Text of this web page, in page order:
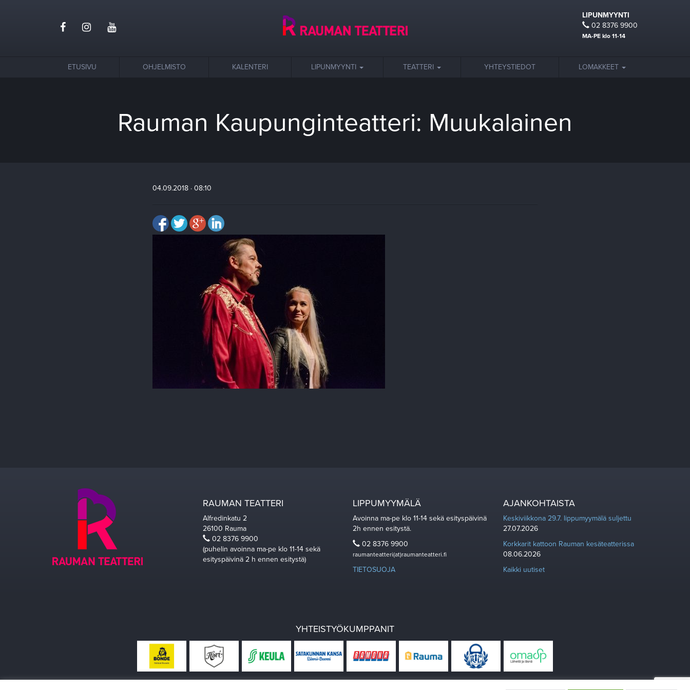
LIPUNMYYNTI
02 8376 9900
MA-PE klo 11-14
ETUSIVU OHJELMISTO KALENTERI LIPUNMYYNTI TEATTERI YHTEYSTIEDOT LOMAKKEET
Rauman Kaupunginteatteri: Muukalainen
04.09.2018 · 08:10
RAUMAN TEATTERI
Alfredinkatu 2
26100 Rauma
02 8376 9900
(puhelin avoinna ma-pe klo 11-14 sekä
esityspäivinä 2 h ennen esitystä)
LIPPUMYYMÄLÄ
Avoinna ma-pe klo 11-14 sekä esityspäivinä
2h ennen esitystä.
02 8376 9900
raumanteatteri(at)raumanteatteri.fi
TIETOSUOJA
AJANKOHTAISTA
Keskiviikkona 29.7. lippumyymälä suljettu
27.07.2026
Korkkarit kattoon Rauman kesäteatterissa
08.06.2026
Kaikki uutiset
YHTEISTYÖKUMPPANIT